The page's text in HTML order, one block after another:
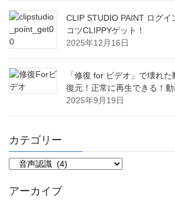
CLIP STUDIO PAINT ログイ
コツCLIPPYゲット！
2025年12月16日
「修復 for ビデオ」で壊れ
復元！正常に再生できる！動
2025年9月19日
カテゴリー
カ
テ
リ
アーカイブ